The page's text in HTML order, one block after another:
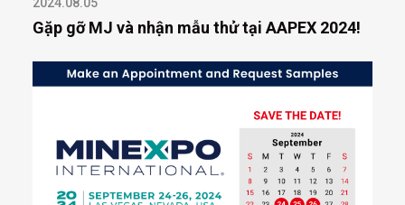
Gặp gỡ MJ và nhận mẫu thử tại AAPEX 2024!